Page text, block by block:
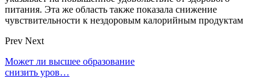
питания. Эта же область также показала снижение
чувствительности к нездоровым калорийным продуктам
Prev Next
Может ли высшее образование
снизить уров…